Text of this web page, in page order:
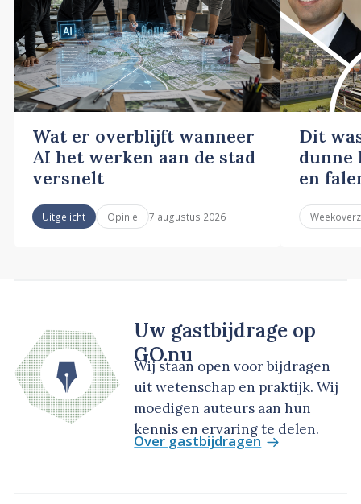
Wat er overblijft wanneer
AI het werken aan de stad
versnelt
Uitgelicht Opinie 7 augustus 2026
Dit
dunne
en
Uw gastbijdrage op
GO.nu
Wij staan open voor bijdragen
uit wetenschap en praktijk. Wij
moedigen auteurs aan hun
kennis en ervaring te delen.
Over gastbijdragen